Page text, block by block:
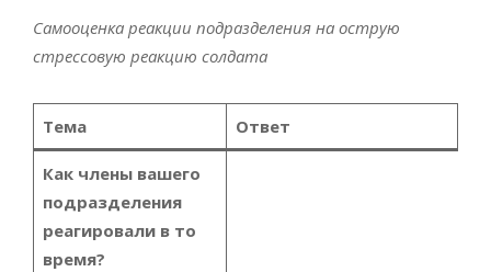
Самооценка реакции подразделения на острую
стрессовую реакцию солдата
Тема Ответ
Как члены вашего
подразделения
реагировали в то
время?